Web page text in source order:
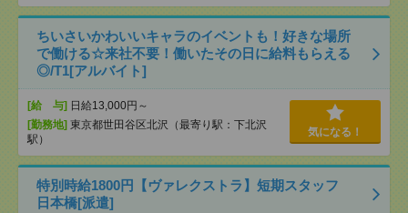
ちいさいかわいいキャラのイベントも！好きな場所
で働ける☆来社不要！働いたその日に給料もらえる
◎/T1[アルバイト]
[給 与] 日給13,000円～
[勤務地] 東京都世田谷区北沢（最寄り駅：下北沢
駅）
気になる！
特別時給1800円【ヴァレクストラ】短期スタッフ
日本橋[派遣]